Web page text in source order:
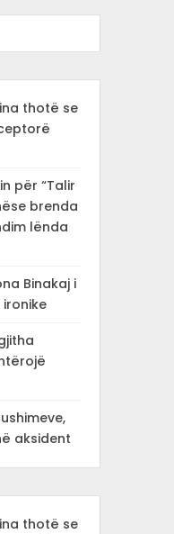
thotë se
për “Talir
brenda
lënda
Binakaj i
aksident
thotë se